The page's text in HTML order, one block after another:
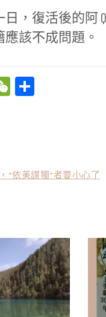
日，復活後的阿
該不成問題。
WeChat
“依美謀獨”者要小心了